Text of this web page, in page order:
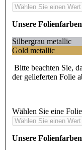
Unsere
Silbergrau metallic
Gold metallic
Bitte beachten Sie,
der gelieferten Folie
Wählen Sie eine
Unsere